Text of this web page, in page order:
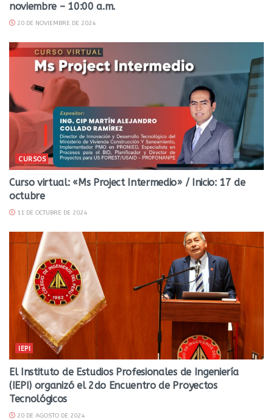
noviembre – 10:00 a.m.
20 DE NOVIEMBRE DE 2024
CURSOS
Curso virtual: «Ms Project Intermedio» / Inicio: 17 de
octubre
11 DE OCTUBRE DE 2024
IEPI
El Instituto de Estudios Profesionales de Ingeniería
(IEPI) organizó el 2do Encuentro de Proyectos
Tecnológicos
20 DE AGOSTO DE 2024